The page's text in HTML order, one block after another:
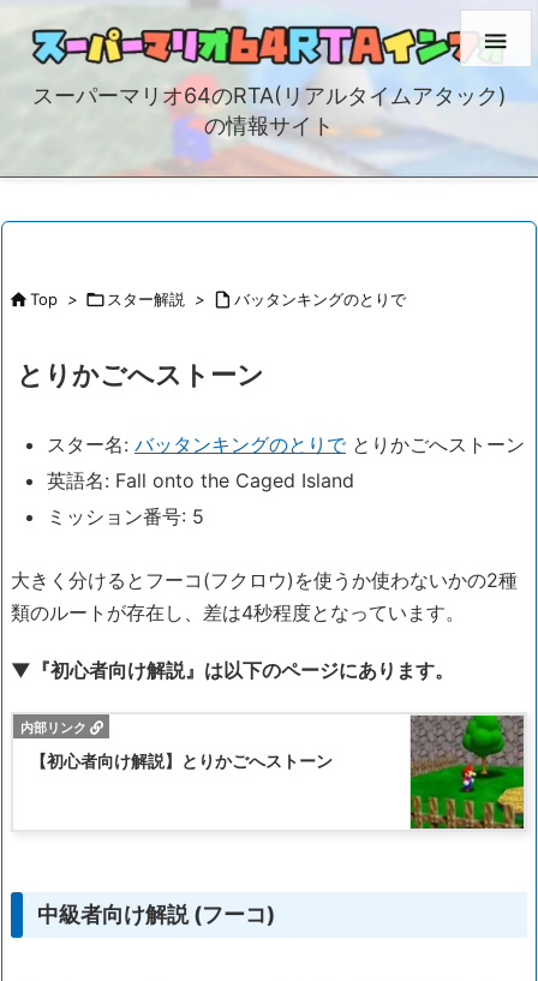
スーパーマリオ64のRTA(リアルタイムアタック)
の情報サイト

Top > スター解説 >  バッタンキングのとりで
とりかごへストーン
スター名: バッタンキングのとりでとりかごへストーン
英語名: Fall onto the Caged Island
ミッション番号: 5
大きく分けるとフーコ(フクロウ)を使うか使わないかの2種
類のルートが存在し、差は4秒程度となっています。
▼『初心者向け解説』は以下のページにあります。
【初心者向け解説】とりかごへストーン
中級者向け解説 (フーコ)